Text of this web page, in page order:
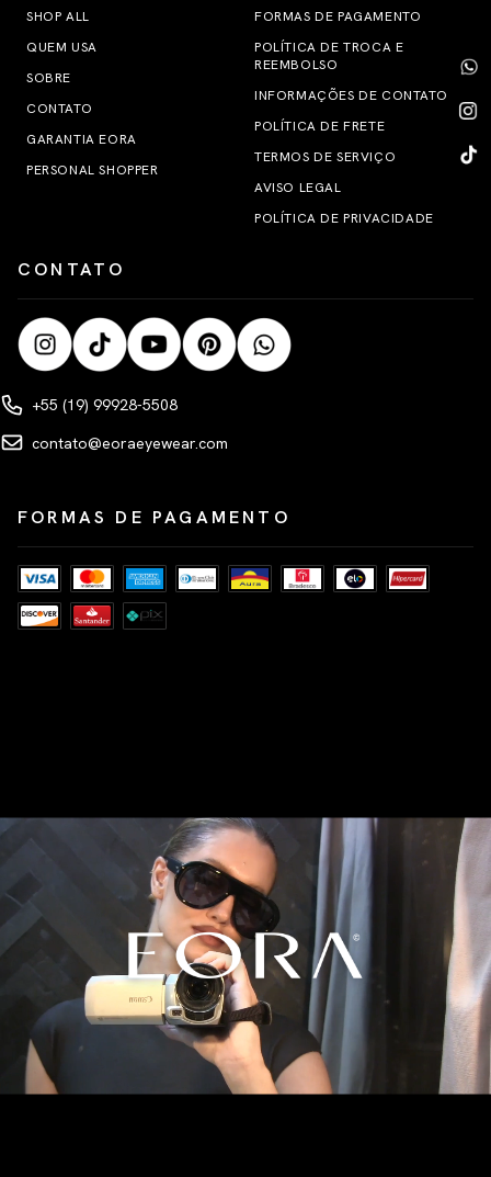
SHOP ALL
QUEM USA
SOBRE
CONTATO
GARANTIA EORA
PERSONAL SHOPPER
FORMAS DE PAGAMENTO
POLÍTICA DE TROCA E
REEMBOLSO
INFORMAÇÕES DE CONTATO
POLÍTICA DE FRETE
TERMOS DE SERVIÇO
AVISO LEGAL
POLÍTICA DE PRIVACIDADE
CONTATO
+55 (19) 99928-5508
contato@eoraeyewear.com
FORMAS DE PAGAMENTO